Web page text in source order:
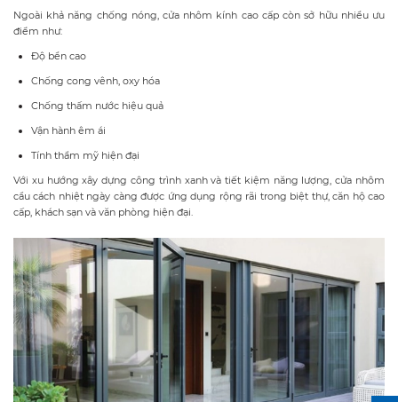
Ngoài khả năng chống nóng, cửa nhôm kính cao cấp còn sở hữu nhiều ưu
điểm như:
Độ bền cao
Chống cong vênh, oxy hóa
Chống thấm nước hiệu quả
Vận hành êm ái
Tính thẩm mỹ hiện đại
Với xu hướng xây dựng công trình xanh và tiết kiệm năng lượng, cửa nhôm
cầu cách nhiệt ngày càng được ứng dụng rộng rãi trong biệt thự, căn hộ cao
cấp, khách sạn và văn phòng hiện đại.